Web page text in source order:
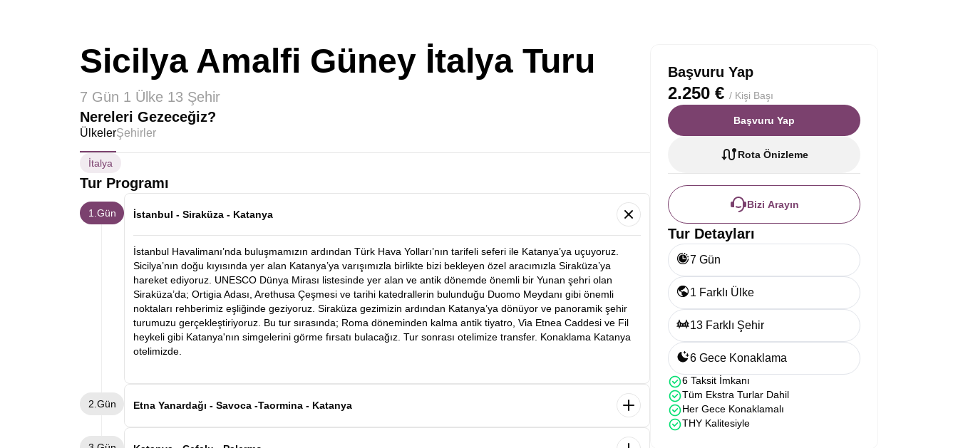
Sicilya Amalfi Güney İtalya Turu
7 Gün 1 Ülke 13 Şehir
Nereleri Gezeceğiz?
ÜlkelerŞehirler
İtalya
Tur Programı
1.Gün İstanbul - Siraküza - Katanya
İstanbul Havalimanı’nda buluşmamızın ardından Türk Hava Yolları’nın tarifeli seferi ile Katanya’ya uçuyoruz.
Sicilya’nın doğu kıyısında yer alan Katanya’ya varışımızla birlikte bizi bekleyen özel aracımızla Siraküza’ya
hareket ediyoruz. UNESCO Dünya Mirası listesinde yer alan ve antik dönemde önemli bir Yunan şehri olan
Siraküza’da; Ortigia Adası, Arethusa Çeşmesi ve tarihi katedrallerin bulunduğu Duomo Meydanı gibi önemli
noktaları rehberimiz eşliğinde geziyoruz. Siraküza gezimizin ardından Katanya’ya dönüyor ve panoramik şehir
turumuzu gerçekleştiriyoruz. Bu tur sırasında; Roma döneminden kalma antik tiyatro, Via Etnea Caddesi ve Fil
heykeli gibi Katanya'nın simgelerini görme fırsatı bulacağız. Tur sonrası otelimize transfer. Konaklama Katanya
otelimizde.
2.Gün Etna Yanardağı - Savoca -Taormina - Katanya
Başvuru Yap
2.250 € / Kişi Başı
Başvuru Yap
Rota Önizleme
Bizi Arayın
Tur Detayları
7 Gün
1 Farklı Ülke
13 Farklı Şehir
6 Gece Konaklama
6 Taksit İmkanı
Tüm Ekstra Turlar Dahil
Her Gece Konaklamalı
THY Kalitesiyle